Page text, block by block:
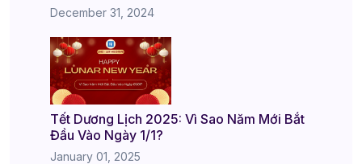
December 31, 2024
Tết Dương Lịch 2025: Vì Sao Năm Mới Bắt
Đầu Vào Ngày 1/1?
January 01, 2025